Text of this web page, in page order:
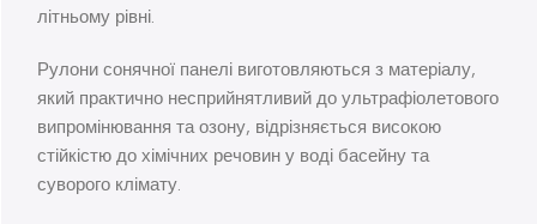
літньому рівні.
Рулони сонячної панелі виготовляються з матеріалу,
який практично несприйнятливий до ультрафіолетового
випромінювання та озону, відрізняється високою
стійкістю до хімічних речовин у воді басейну та
суворого клімату.